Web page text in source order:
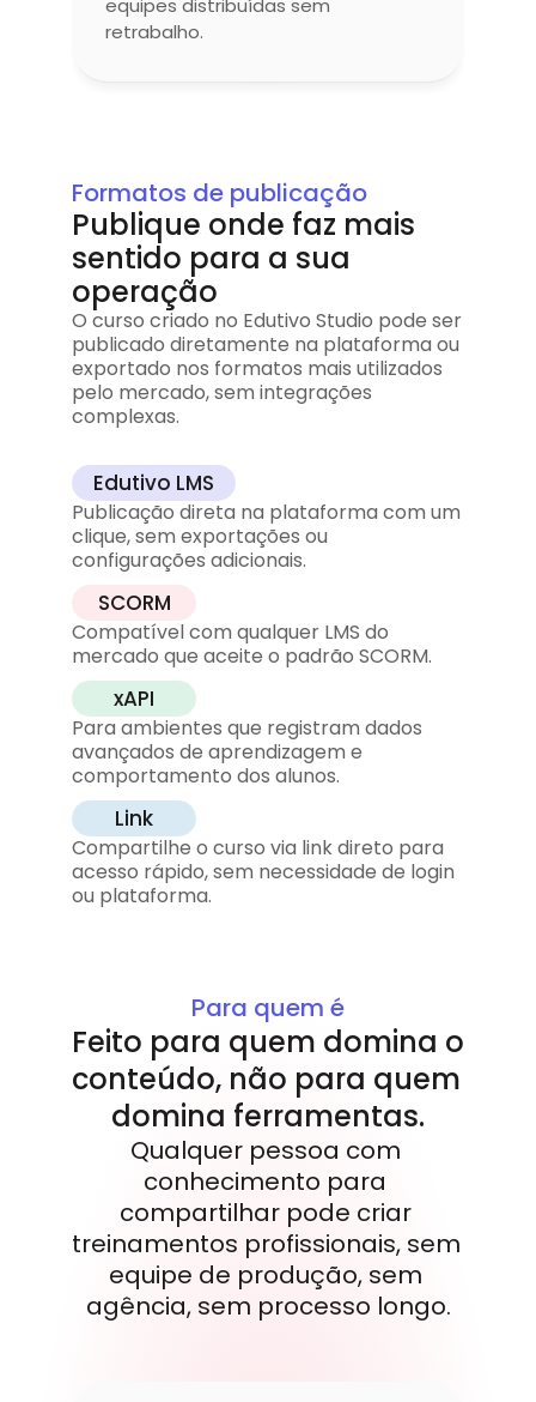
equipes distribuídas sem
retrabalho.
Formatos de publicação
Publique onde faz mais
sentido para a sua
operação
O curso criado no Edutivo Studio pode ser
publicado diretamente na plataforma ou
exportado nos formatos mais utilizados
pelo mercado, sem integrações
complexas.
Edutivo LMS
Publicação direta na plataforma com um
clique, sem exportações ou
configurações adicionais.
SCORM
Compatível com qualquer LMS do
mercado que aceite o padrão SCORM.
xAPI
Para ambientes que registram dados
avançados de aprendizagem e
comportamento dos alunos.
Link
Compartilhe o curso via link direto para
acesso rápido, sem necessidade de login
ou plataforma.
Para quem é
Feito para quem domina o
conteúdo, não para quem
domina ferramentas.
Qualquer pessoa com
conhecimento para
compartilhar pode criar
treinamentos profissionais, sem
equipe de produção, sem
agência, sem processo longo.